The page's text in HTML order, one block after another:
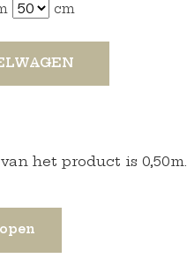
cm
het product is 0,50m.